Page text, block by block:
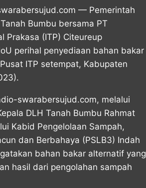
— Pemerintah
Bumbu bersama PT
Prakasa (ITP) Citeureup
perihal penyediaan bahan bakar
ITP setempat, Kabupaten
swarabersujud.com, melalui
DLH Tanah Bumbu Rahmat
Kabid Pengelolaan Sampah,
dan Berbahaya (PSLB3) Indah
bahan bakar alternatif yang
hasil dari pengolahan sampah